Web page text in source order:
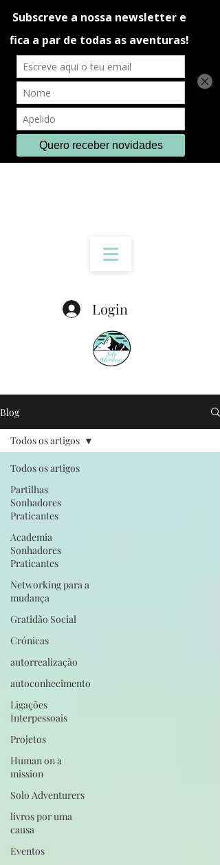
Login
Blog
Todos os artigos
Partilhas
Sonhadores
Praticantes
Academia
Sonhadores
Praticantes
Networking para a
mudança
Gratidão Social
Crónicas
autorrealização
autoconhecimento
Ligações
Interpessoais
Projetos
Human on a
mission
Solo Adventurers
livros por uma
causa
Eventos
Todos os artigos